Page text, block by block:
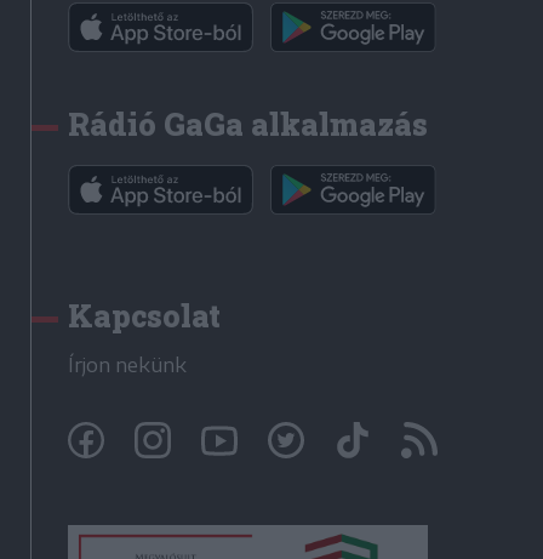
Rádió GaGa alkalmazás
Kapcsolat
Írjon nekünk